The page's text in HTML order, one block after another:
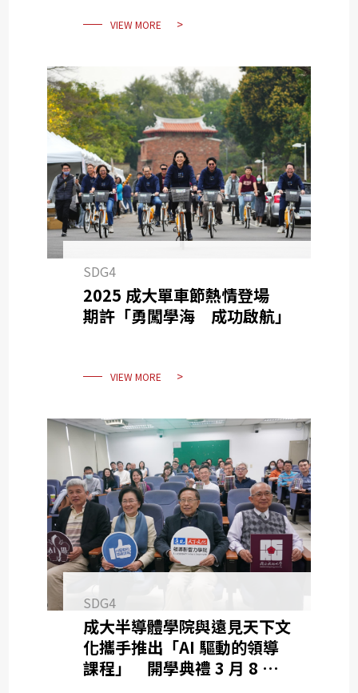
VIEW MORE
SDG4
2025 成大單車節熱情登場
期許「勇闖學海 成功啟航」
VIEW MORE
SDG4
成大半導體學院與遠見天下文
化攜手推出「AI 驅動的領導
課程」 開學典禮 3 月 8 日